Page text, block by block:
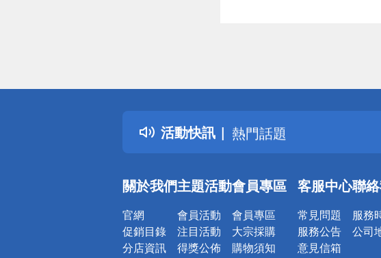
活動快訊
詐騙網頁！請小心！
得獎公告
熱門話題
銀行優惠
詐騙網頁！請小心！
關於我們
官網
促銷目錄
分店資訊
主題活動
會員活動
注目活動
得獎公佈
會員專區
會員專區
大宗採購
購物須知
客服中心
常見問題
服務公告
意見信箱
聯
服務
公司